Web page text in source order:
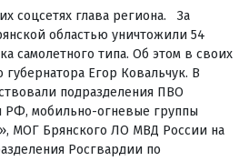
соцсетях глава региона. За
областью уничтожили 54
самолетного типа. Об этом в своих
Егор Ковальчук. В
подразделения ПВО
РФ, мобильно-огневые группы
МОГ Брянского ЛО МВД России на
Росгвардии по